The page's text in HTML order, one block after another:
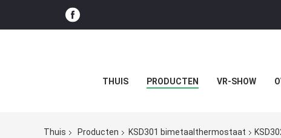
THUIS PRODUCTEN VR-SHOW
Thuis Producten KSD301 bimetaalthermostaat